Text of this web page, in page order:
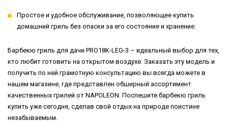
Простое и удобное обслуживание, позволяющее купить
домашний гриль без опаски за его состояние и хранение.
Барбекю гриль для дачи PRO18K-LEG-3 – идеальный выбор для тех,
кто любит готовить на открытом воздухе. Заказать эту модель и
получить по ней грамотную консультацию вы всегда можете в
нашем магазине, где представлен обширный ассортимент
качественных грилей от NAPOLEON. Поспешите барбекю гриль
купить уже сегодня, сделав свой отдых на природе поистине
незабываемым.